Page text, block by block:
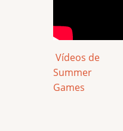
Vídeos de
Summer
Games